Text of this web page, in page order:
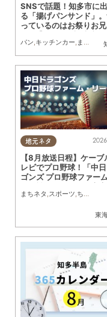
SNSで話題！知多市に
る「揚げパンサンド」。
っているのはお祭りお兄
パン,キッチンカー, まちネタ ,
地元ネタ
【8月放送日程】ケーブ
レビでプロ野球！「中
ゴンズ プロ野球ファー
まちネタ ,スポーツ,ちたまる広告